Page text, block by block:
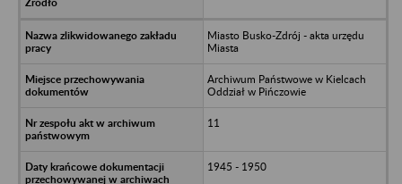
Miasto Busko-Zdrój - akta urzędu
Miasta
Archiwum Państwowe w Kielcach
Oddział w Pińczowie
11
1945 - 1950